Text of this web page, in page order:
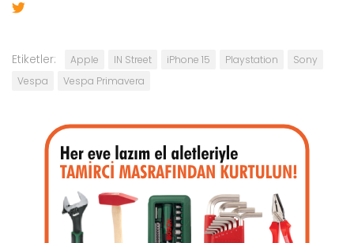
Etiketler: Apple IN Street iPhone 15 Playstation
Sony
Vespa
Vespa Primavera